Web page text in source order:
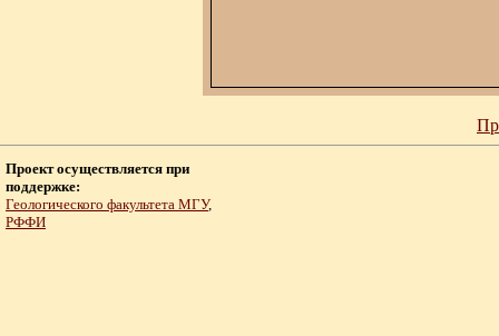
Проект осуществляется при
поддержке:
Геологического факультета МГУ,
РФФИ